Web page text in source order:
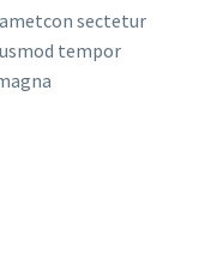
sectetur
tempor